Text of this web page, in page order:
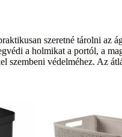
szeretné tárolni az
a holmikat a portól, a
szembeni védelméhez. Az